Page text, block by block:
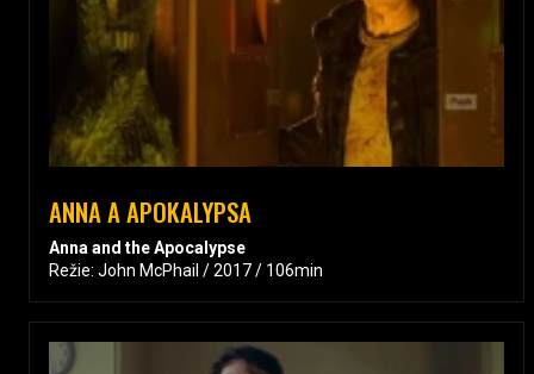
ANNA A APOKALYPSA
Anna and the Apocalypse
Režie: John McPhail / 2017 / 106min